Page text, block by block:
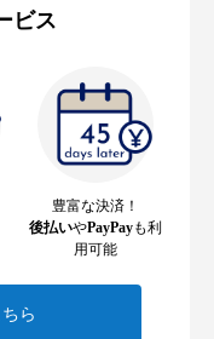
ビス
豊富な決済！
後払いやPayPayも利
用可能
ら